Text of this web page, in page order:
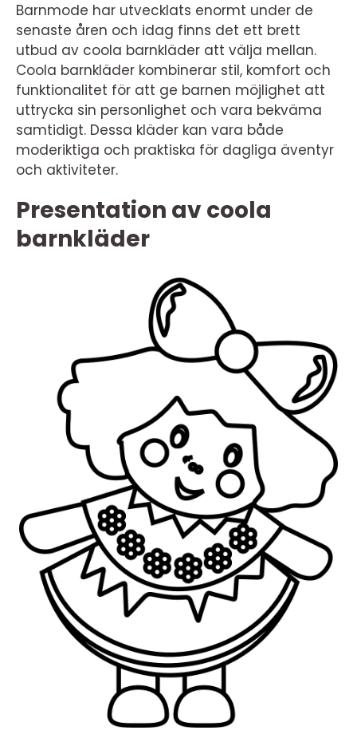
Barnmode har utvecklats enormt under de
senaste åren och idag finns det ett brett
utbud av coola barnkläder att välja mellan.
Coola barnkläder kombinerar stil, komfort och
funktionalitet för att ge barnen möjlighet att
uttrycka sin personlighet och vara bekväma
samtidigt. Dessa kläder kan vara både
moderiktiga och praktiska för dagliga äventyr
och aktiviteter.
Presentation av coola
barnkläder